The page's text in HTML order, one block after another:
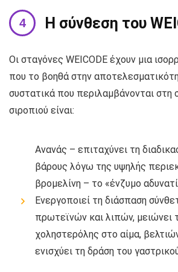
Η σύνθεση του
Οι σταγόνες WEICODE έχουν μια
που το βοηθά στην
συστατικά που περιλαμβάνονται στη
σιροπιού είναι:
Ανανάς – επιταχύνει τη
βάρους λόγω της υψηλής
βρομελίνη – το «ένζυμο
Ενεργοποιεί τη διάσπαση
πρωτεϊνών και λιπών, μειώνει
χοληστερόλης στο αίμα,
ενισχύει τη δράση του